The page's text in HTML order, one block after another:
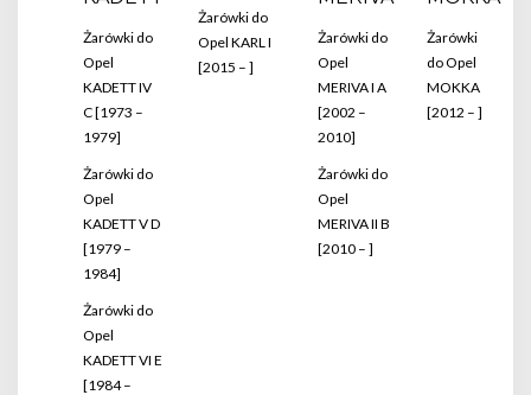
Żarówki do
Opel
KADETT IV
C [1973 –
1979]
Żarówki do
Opel
KADETT V D
[1979 –
1984]
Żarówki do
Opel
KADETT VI E
[1984 –
Żarówki do
Opel KARL I
[2015 – ]
Żarówki do
Opel
MERIVA I A
[2002 –
2010]
Żarówki do
Opel
MERIVA II B
[2010 – ]
Żarówki
do Opel
MOKKA
[2012 – ]